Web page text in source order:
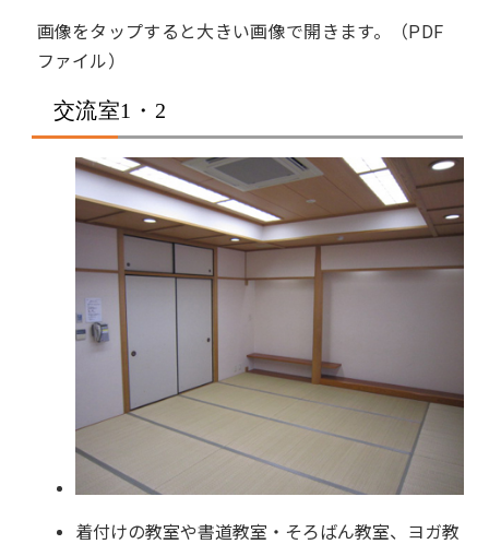
画像をタップすると大きい画像で開きます。（PDF
ファイル）
交流室1・2
着付けの教室や書道教室・そろばん教室、ヨガ教